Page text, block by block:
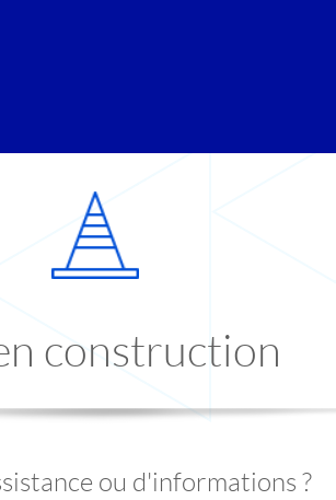
construction
ou d'informations ?